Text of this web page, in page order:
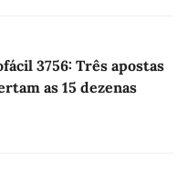
3756: Três apostas
as 15 dezenas